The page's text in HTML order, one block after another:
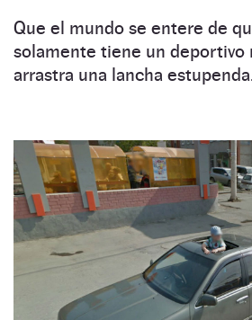
Que el mundo se entere de
solamente tiene un deportivo
arrastra una lancha